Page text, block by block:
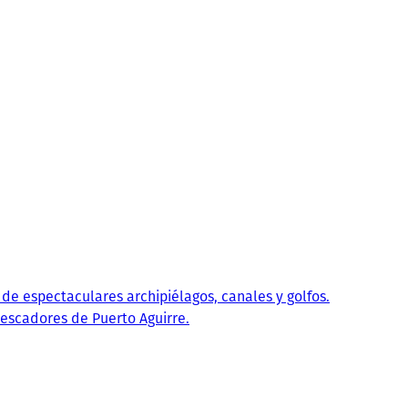
espectaculares archipiélagos, canales y golfos.
de Puerto Aguirre.